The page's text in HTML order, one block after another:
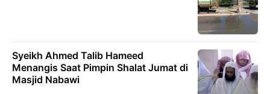
Syeikh Ahmed Talib Hameed
Menangis Saat Pimpin Shalat Jumat di
Masjid Nabawi